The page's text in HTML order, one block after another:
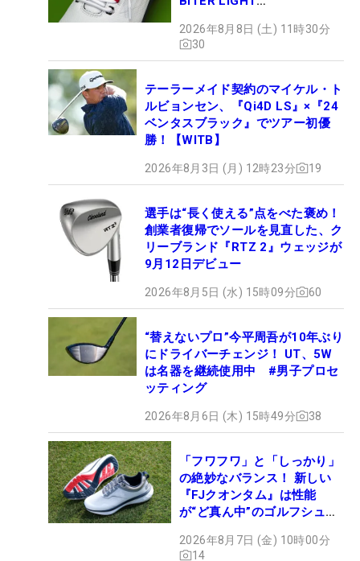
ュー
2026年8月8日 (土) 11時30分
30
テーラーメイド契約のマイケル・ト
ルビョンセン、『Qi4D LS』×『24
ベンタスブラック』でツアー初優
勝！【WITB】
2026年8月3日 (月) 12時23分 19
選手は“長く使える”点をべた褒め！
創業者復帰でソールを見直した、ク
リーブランド『RTZ 2』ウェッジが
9月12日デビュー
2026年8月5日 (水) 15時09分 60
“替えないプロ”今平周吾が10年ぶり
にドライバーチェンジ！ UT、5W
は名器を継続使用中 #男子プロセ
ッティング
2026年8月6日 (木) 15時49分 38
「フワフワ」と「しっかり」
の絶妙なバランス！ 新しい
『FJクオンタム』は性能
が“ど真ん中”のゴルフシュー
2026年8月7日 (金) 10時00分
14